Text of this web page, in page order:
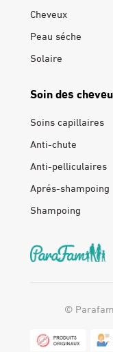
Cheveux
Peau séche
Solaire
Soin des
Soins capillaires
Anti-chute
Anti-pelliculaires
Aprés-shampoing
Shampoing
©